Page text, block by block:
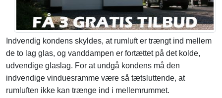
Indvendig kondens skyldes, at rumluft er trængt ind mellem
de to lag glas, og vanddampen er fortættet på det kolde,
udvendige glaslag. For at undgå kondens må den
indvendige vinduesramme være så tætsluttende, at
rumluften ikke kan trænge ind i mellemrummet.